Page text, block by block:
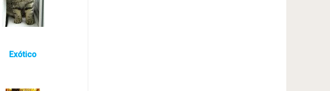
Exótico